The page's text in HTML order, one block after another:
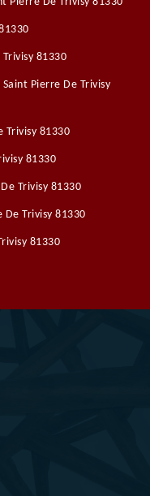
81330
Pierre De Trivisy
Trivisy 81330
81330
Trivisy 81330
Trivisy 81330
81330